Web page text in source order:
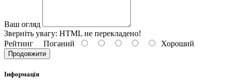
Ваш огляд
Зверніть увагу: HTML не перекладено!
Рейтинг Поганий Хороший
Продовжити
Інформація